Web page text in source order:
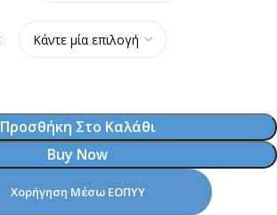
Προσθήκη Στο Καλάθι
Buy Now
Χορήγηση Μέσω ΕΟΠΥΥ